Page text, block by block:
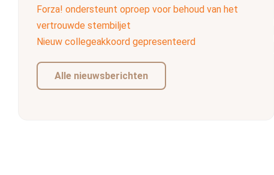
Forza! ondersteunt oproep voor behoud van het
vertrouwde stembiljet
Nieuw collegeakkoord gepresenteerd
Alle nieuwsberichten